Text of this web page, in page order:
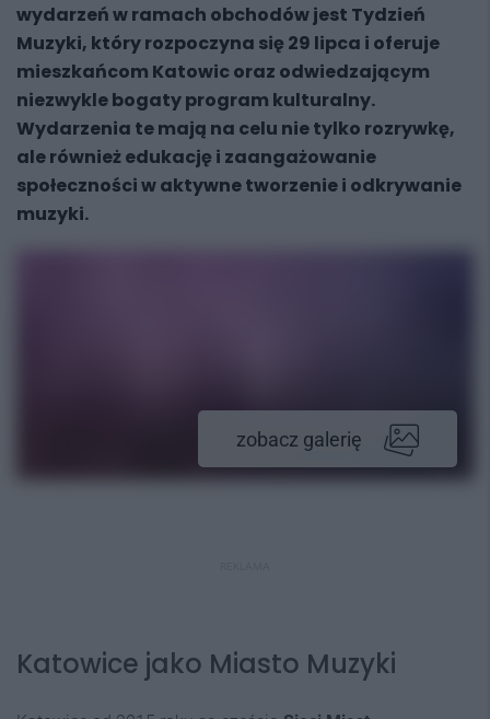
wydarzeń w ramach obchodów jest Tydzień
Muzyki, który rozpoczyna się 29 lipca i oferuje
mieszkańcom Katowic oraz odwiedzającym
niezwykle bogaty program kulturalny.
Wydarzenia te mają na celu nie tylko rozrywkę,
ale również edukację i zaangażowanie
społeczności w aktywne tworzenie i odkrywanie
muzyki.
zobacz galerię
Katowice jako Miasto Muzyki